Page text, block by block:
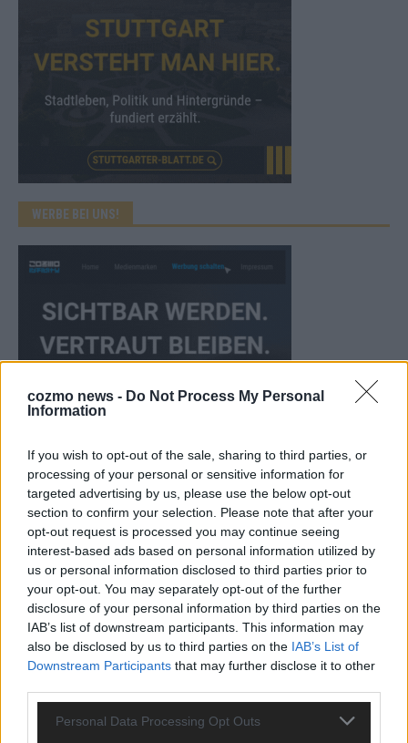
cozmo news - Do Not Process My Personal
Information
If you wish to opt-out of the sale, sharing to third parties, or
processing of your personal or sensitive information for
targeted advertising by us, please use the below opt-out
section to confirm your selection. Please note that after your
opt-out request is processed you may continue seeing
interest-based ads based on personal information utilized by
us or personal information disclosed to third parties prior to
your opt-out. You may separately opt-out of the further
disclosure of your personal information by third parties on the
IAB’s list of downstream participants. This information may
also be disclosed by us to third parties on the IAB’s List of
Downstream Participants that may further disclose it to other
Personal Data Processing Opt Outs
WERBE BEI UNS!
CHECK UNS AUF FACEBOOK
AD